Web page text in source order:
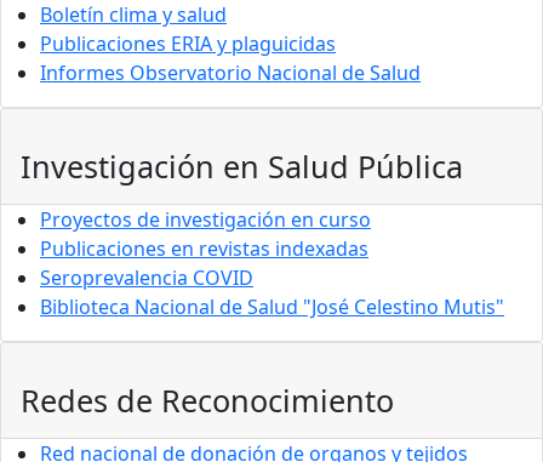
Boletín clima y salud
Publicaciones ERIA y plaguicidas
Informes Observatorio Nacional de Salud
Investigación en Salud Pública
Proyectos de investigación en curso
Publicaciones en revistas indexadas
Seroprevalencia COVID
Biblioteca Nacional de Salud "José Celestino Mutis"
Redes de Reconocimiento
Red nacional de donación de organos y tejidos